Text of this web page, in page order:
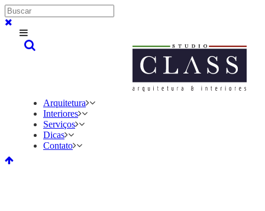
Arquitetura
Interiores
Serviços
Dicas
Contato